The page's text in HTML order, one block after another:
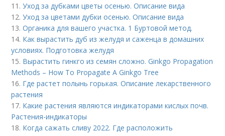
11.Уход за дубками цветы осенью. Описание вида
12.Уход за цветами дубки осенью. Описание вида
13.Органика для вашего участка. 1 Буртовой метод.
14. Как вырастить дуб из желудя и саженца в домашних
условиях. Подготовка желудя
15. Вырастить гинкго из семян сложно. Ginkgo Propagation
Methods – How To Propagate A Ginkgo Tree
16. Где растет полынь горькая. Описание лекарственного
растения
17. Какие растения являются индикаторами кислых почв.
Растения-индикаторы
18. Когда сажать сливу 2022. Где расположить